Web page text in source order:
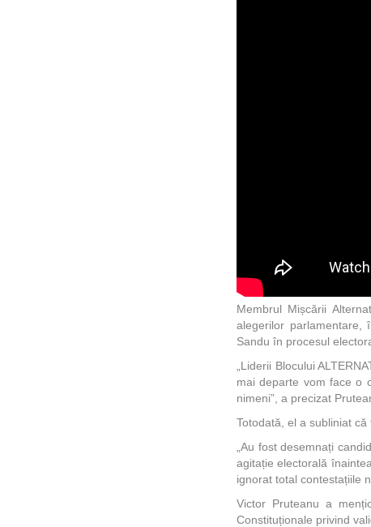
Membrul Mișcării
alegerilor parlamentare,
Sandu în procesul
„Liderii Blocului
mai departe vom face o
nimeni”, a precizat
Totodată, el a subliniat
„Au fost desemnați
agitație electorală
ignorat total contestațiile
Victor Pruteanu a
Constituționale privind